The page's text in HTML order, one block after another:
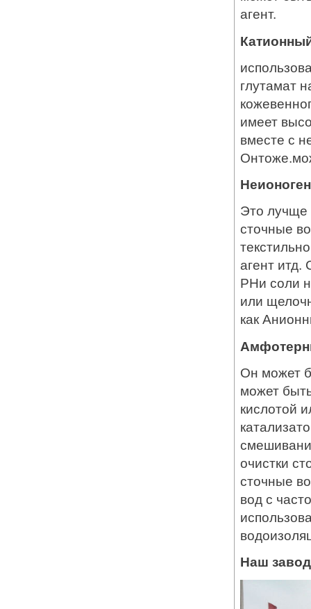
агент.
глутамат
имеет
вместе с
Это лучще
сточные
агент итд.
PHи соли
или
как
Он может
может
кислотой
очистки
сточные
вод с
Наш завод